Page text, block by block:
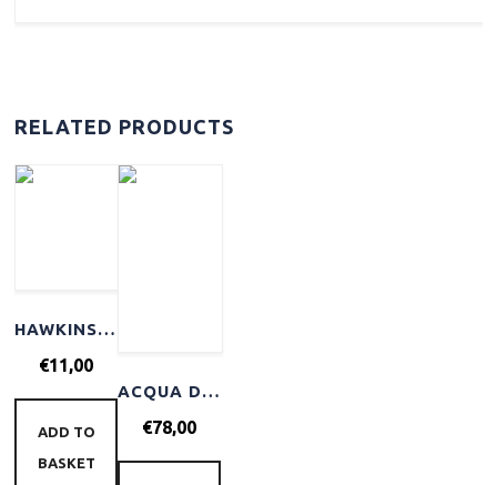
RELATED PRODUCTS
HAWKINS & BRIMBLE SHAMPOO 250ML
€11,00
ADD TO
BASKET
ACQUA DI PARMA BARBIERE SHAVING CREAM 125GR
€78,00